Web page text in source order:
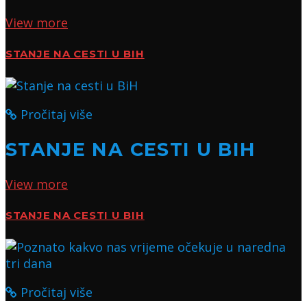
View more
STANJE NA CESTI U BIH
Pročitaj više
STANJE NA CESTI U BIH
View more
STANJE NA CESTI U BIH
Pročitaj više